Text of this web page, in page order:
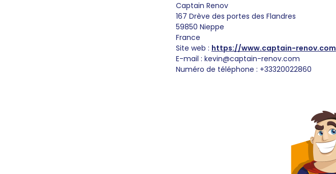
Captain Renov
167 Drève des portes des Flandres
59850 Nieppe
France
Site web : https://www.captain-renov.com
E-mail : kevin@captain-renov.com
Numéro de téléphone : +33320022860